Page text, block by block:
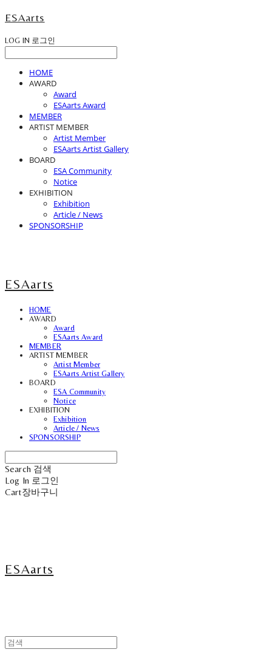
ESAarts
LOG IN 로그인
HOME
AWARD
Award
ESAarts Award
MEMBER
ARTIST MEMBER
Artist Member
ESAarts Artist Gallery
BOARD
ESA Community
Notice
EXHIBITION
Exhibition
Article / News
SPONSORSHIP
ESAarts
HOME
AWARD
Award
ESAarts Award
MEMBER
ARTIST MEMBER
Artist Member
ESAarts Artist Gallery
BOARD
ESA Community
Notice
EXHIBITION
Exhibition
Article / News
SPONSORSHIP
Search 검색
Log In 로그인
Cart장바구니
ESAarts